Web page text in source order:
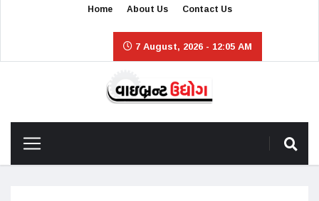
Home About Us Contact Us
7 August, 2026 - 12:05 AM